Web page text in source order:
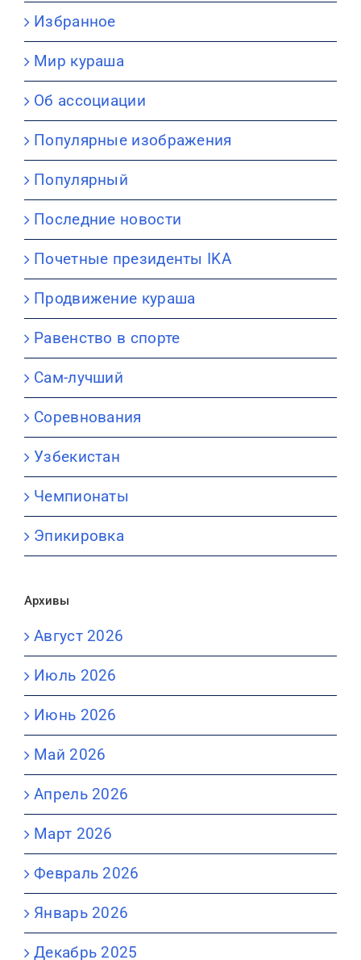
Избранное
Мир кураша
Об ассоциации
Популярные изображения
Популярный
Последние новости
Почетные президенты IKA
Продвижение кураша
Равенство в спорте
Сам-лучший
Соревнования
Узбекистан
Чемпионаты
Эпикировка
Архивы
Август 2026
Июль 2026
Июнь 2026
Май 2026
Апрель 2026
Март 2026
Февраль 2026
Январь 2026
Декабрь 2025